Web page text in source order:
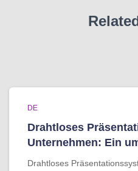
DE
Drahtloses
Unternehmen: Ein
Drahtloses